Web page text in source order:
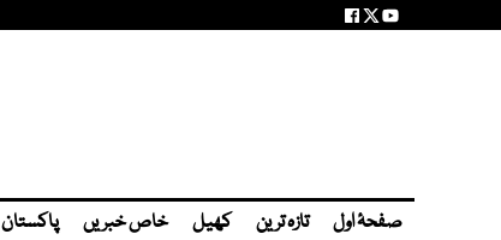
صفحۂ اول تازہ ترین کھیل خاص خبریں پاکستان